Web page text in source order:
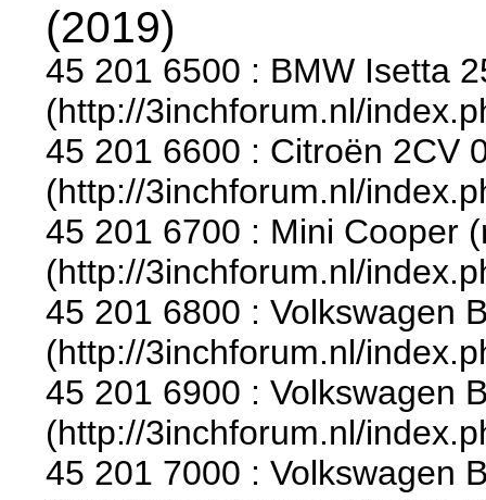
(2019)
45 201 6500 : BMW Isetta
(http://3inchforum.nl/
45 201 6600 : Citroën 2CV
(http://3inchforum.nl/
45 201 6700 : Mini Cooper
(http://3inchforum.nl/
45 201 6800 : Volkswagen
(http://3inchforum.nl/
45 201 6900 : Volkswagen
(http://3inchforum.nl/
45 201 7000 : Volkswagen